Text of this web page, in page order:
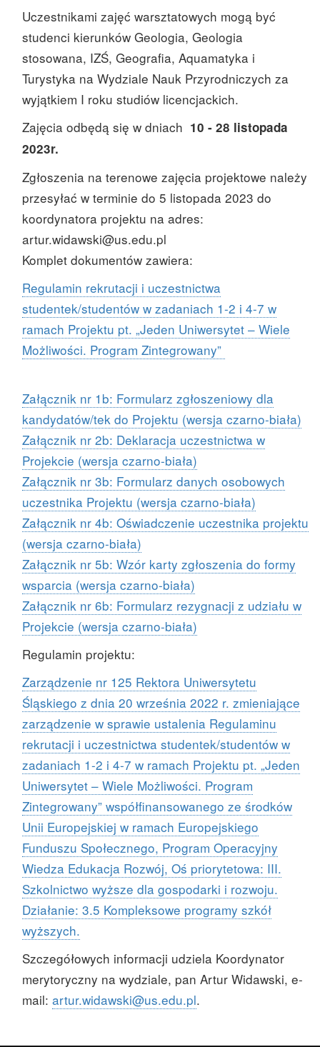
Uczestnikami zajęć warsztatowych mogą być
studenci kierunków Geologia, Geologia
stosowana, IZŚ, Geografia, Aquamatyka i
Turystyka na Wydziale Nauk Przyrodniczych za
wyjątkiem I roku studiów licencjackich.
Zajęcia odbędą się w dniach 10 - 28 listopada
2023r.
Zgłoszenia na terenowe zajęcia projektowe należy
przesyłać w terminie do 5 listopada 2023 do
koordynatora projektu na adres:
artur.widawski@us.edu.pl
Komplet dokumentów zawiera:
Regulamin rekrutacji i uczestnictwa
studentek/studentów w zadaniach 1-2 i 4-7 w
ramach Projektu pt. „Jeden Uniwersytet – Wiele
Możliwości. Program Zintegrowany”
Załącznik nr 1b: Formularz zgłoszeniowy dla
kandydatów/tek do Projektu (wersja czarno-biała)
Załącznik nr 2b: Deklaracja uczestnictwa w
Projekcie (wersja czarno-biała)
Załącznik nr 3b: Formularz danych osobowych
uczestnika Projektu (wersja czarno-biała)
Załącznik nr 4b: Oświadczenie uczestnika projektu
(wersja czarno-biała)
Załącznik nr 5b: Wzór karty zgłoszenia do formy
wsparcia (wersja czarno-biała)
Załącznik nr 6b: Formularz rezygnacji z udziału w
Projekcie (wersja czarno-biała)
Regulamin projektu:
Zarządzenie nr 125 Rektora Uniwersytetu
Śląskiego z dnia 20 września 2022 r. zmieniające
zarządzenie w sprawie ustalenia Regulaminu
rekrutacji i uczestnictwa studentek/studentów w
zadaniach 1-2 i 4-7 w ramach Projektu pt. „Jeden
Uniwersytet – Wiele Możliwości. Program
Zintegrowany” współfinansowanego ze środków
Unii Europejskiej w ramach Europejskiego
Funduszu Społecznego, Program Operacyjny
Wiedza Edukacja Rozwój, Oś priorytetowa: III.
Szkolnictwo wyższe dla gospodarki i rozwoju.
Działanie: 3.5 Kompleksowe programy szkół
wyższych.
Szczegółowych informacji udziela Koordynator
merytoryczny na wydziale, pan Artur Widawski, e-
mail: artur.widawski@us.edu.pl.